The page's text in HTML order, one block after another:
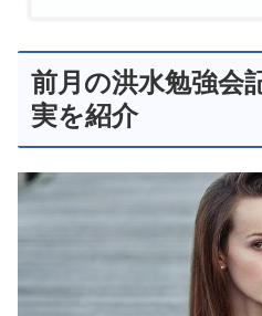
前月の洪水勉強会
実を紹介